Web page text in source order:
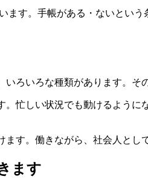
す。手帳がある・ないとい
ろいろな種類があります。そ
忙しい状況でも動けるように
す。働きながら、社会人とし
ます